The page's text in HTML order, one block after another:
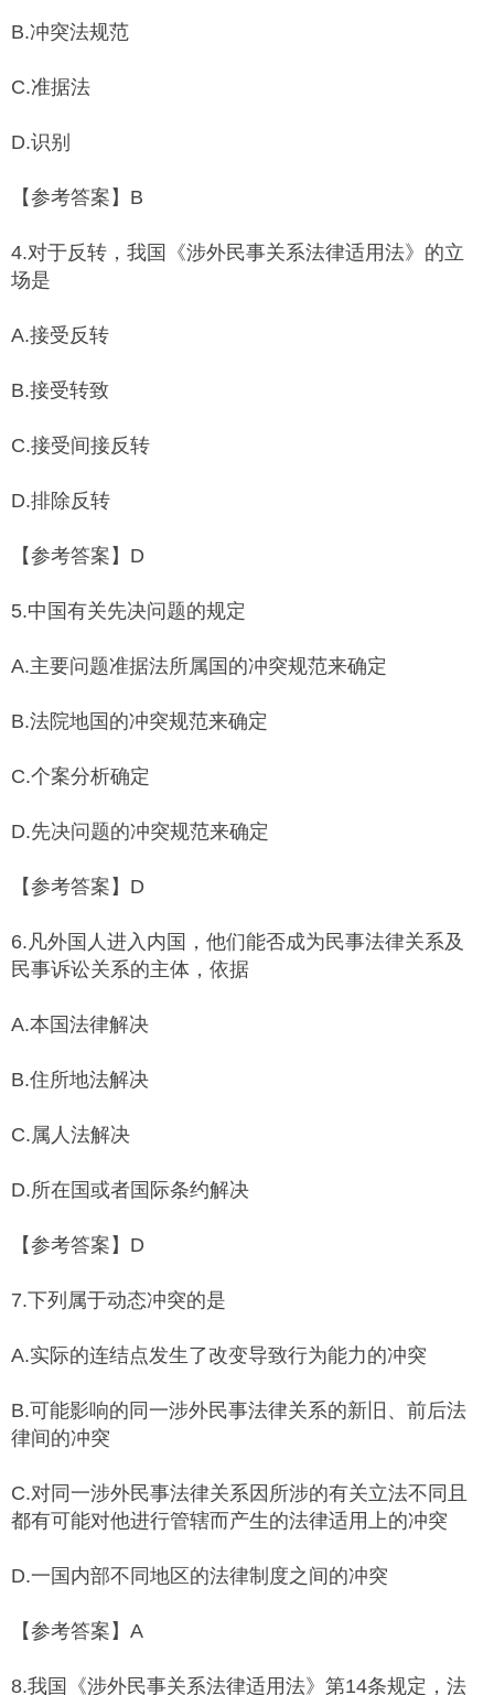
B.冲突法规范
C.准据法
D.识别
【参考答案】B
4.对于反转，我国《涉外民事关系法律适用法》的立
场是
A.接受反转
B.接受转致
C.接受间接反转
D.排除反转
【参考答案】D
5.中国有关先决问题的规定
A.主要问题准据法所属国的冲突规范来确定
B.法院地国的冲突规范来确定
C.个案分析确定
D.先决问题的冲突规范来确定
【参考答案】D
6.凡外国人进入内国，他们能否成为民事法律关系及
民事诉讼关系的主体，依据
A.本国法律解决
B.住所地法解决
C.属人法解决
D.所在国或者国际条约解决
【参考答案】D
7.下列属于动态冲突的是
A.实际的连结点发生了改变导致行为能力的冲突
B.可能影响的同一涉外民事法律关系的新旧、前后法
律间的冲突
C.对同一涉外民事法律关系因所涉的有关立法不同且
都有可能对他进行管辖而产生的法律适用上的冲突
D.一国内部不同地区的法律制度之间的冲突
【参考答案】A
8.我国《涉外民事关系法律适用法》第14条规定，法